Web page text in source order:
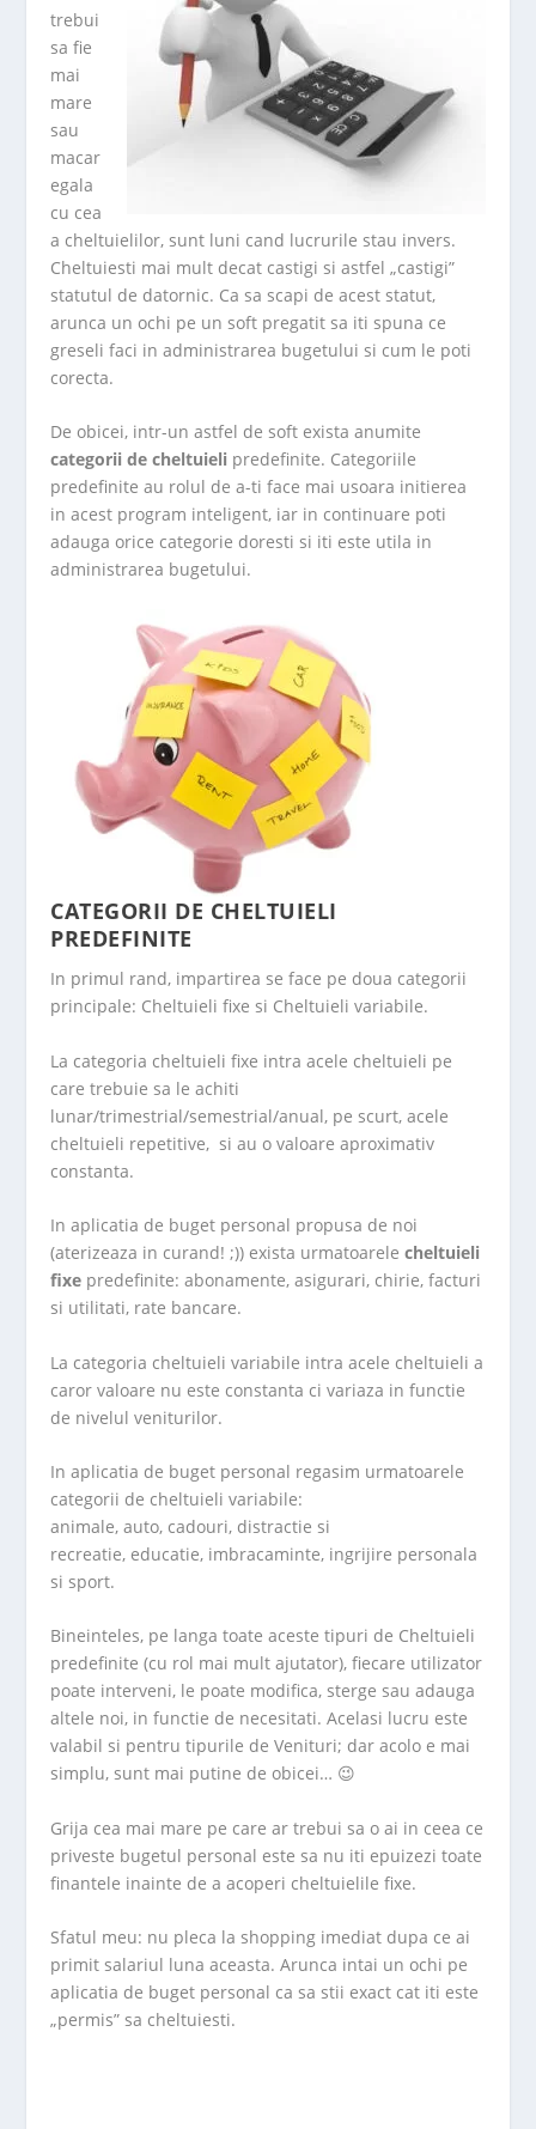
trebui
sa fie
mai
mare
sau
macar
egala
cu cea
a cheltuielilor, sunt luni cand lucrurile stau invers.
Cheltuiesti mai mult decat castigi si astfel „castigi”
statutul de datornic. Ca sa scapi de acest statut,
arunca un ochi pe un soft pregatit sa iti spuna ce
greseli faci in administrarea bugetului si cum le poti
corecta.
De obicei, intr-un astfel de soft exista anumite
categorii de cheltuieli predefinite. Categoriile
predefinite au rolul de a-ti face mai usoara initierea
in acest program inteligent, iar in continuare poti
adauga orice categorie doresti si iti este utila in
administrarea bugetului.
CATEGORII DE CHELTUIELI
PREDEFINITE
In primul rand, impartirea se face pe doua categorii
principale: Cheltuieli fixe si Cheltuieli variabile.
La categoria cheltuieli fixe intra acele cheltuieli pe
care trebuie sa le achiti
lunar/trimestrial/semestrial/anual, pe scurt, acele
cheltuieli repetitive, si au o valoare aproximativ
constanta.
In aplicatia de buget personal propusa de noi
(aterizeaza in curand! ;)) exista urmatoarelecheltuieli
fixe predefinite: abonamente, asigurari, chirie, facturi
si utilitati, rate bancare.
La categoria cheltuieli variabile intra acele cheltuieli a
caror valoare nu este constanta ci variaza in functie
de nivelul veniturilor.
In aplicatia de buget personal regasim urmatoarele
categorii de cheltuieli variabile:
animale, auto, cadouri, distractie si
recreatie, educatie, imbracaminte, ingrijire personala
si sport.
Bineinteles, pe langa toate aceste tipuri de Cheltuieli
predefinite (cu rol mai mult ajutator), fiecare utilizator
poate interveni, le poate modifica, sterge sau adauga
altele noi, in functie de necesitati. Acelasi lucru este
valabil si pentru tipurile de Venituri; dar acolo e mai
simplu, sunt mai putine de obicei… 😉
Grija cea mai mare pe care ar trebui sa o ai in ceea ce
priveste bugetul personal este sa nu iti epuizezi toate
finantele inainte de a acoperi cheltuielile fixe.
Sfatul meu: nu pleca la shopping imediat dupa ce ai
primit salariul luna aceasta. Arunca intai un ochi pe
aplicatia de buget personal ca sa stii exact cat iti este
„permis” sa cheltuiesti.